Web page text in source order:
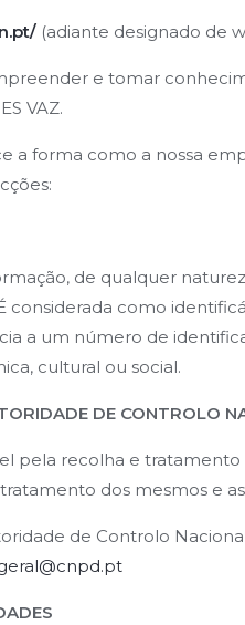
(adiante designado de
e tomar
VAZ.
forma como a nossa
de qualquer
considerada como
a um número de
cultural ou social.
DE CONTROLO
pela recolha e
dos mesmos e
de Controlo